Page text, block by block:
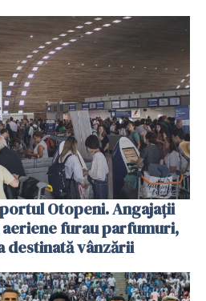
Otopeni. Angajații
furau parfumuri,
destinată vânzării